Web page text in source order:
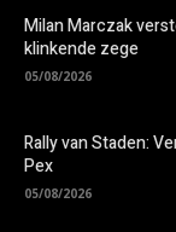
Milan Marczak
klinkende zege
05/08/2026
Rally van Staden:
Pex
05/08/2026